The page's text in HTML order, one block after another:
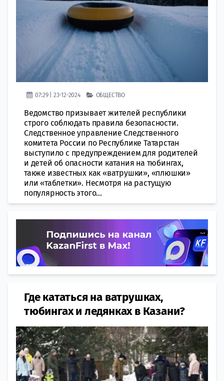
07:29 | 23-12-2024 ОБЩЕСТВО
Ведомство призывает жителей республики
строго соблюдать правила безопасности.
Следственное управление Следственного
комитета России по Республике Татарстан
выступило с предупреждением для родителей
и детей об опасности катания на тюбингах,
также известных как «ватрушки», «плюшки»
или «таблетки». Несмотря на растущую
популярность этого...
Где кататься на ватрушках,
тюбингах и ледянках в Казани?